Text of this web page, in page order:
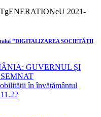
”DIGITALIZAREA SOCIETĂȚII
GUVERNUL ȘI
în învățământul